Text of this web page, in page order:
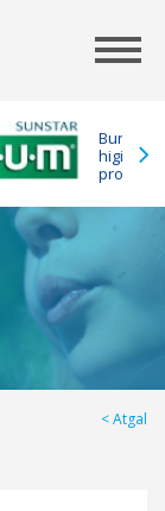
Burnos
higienos
Atgal